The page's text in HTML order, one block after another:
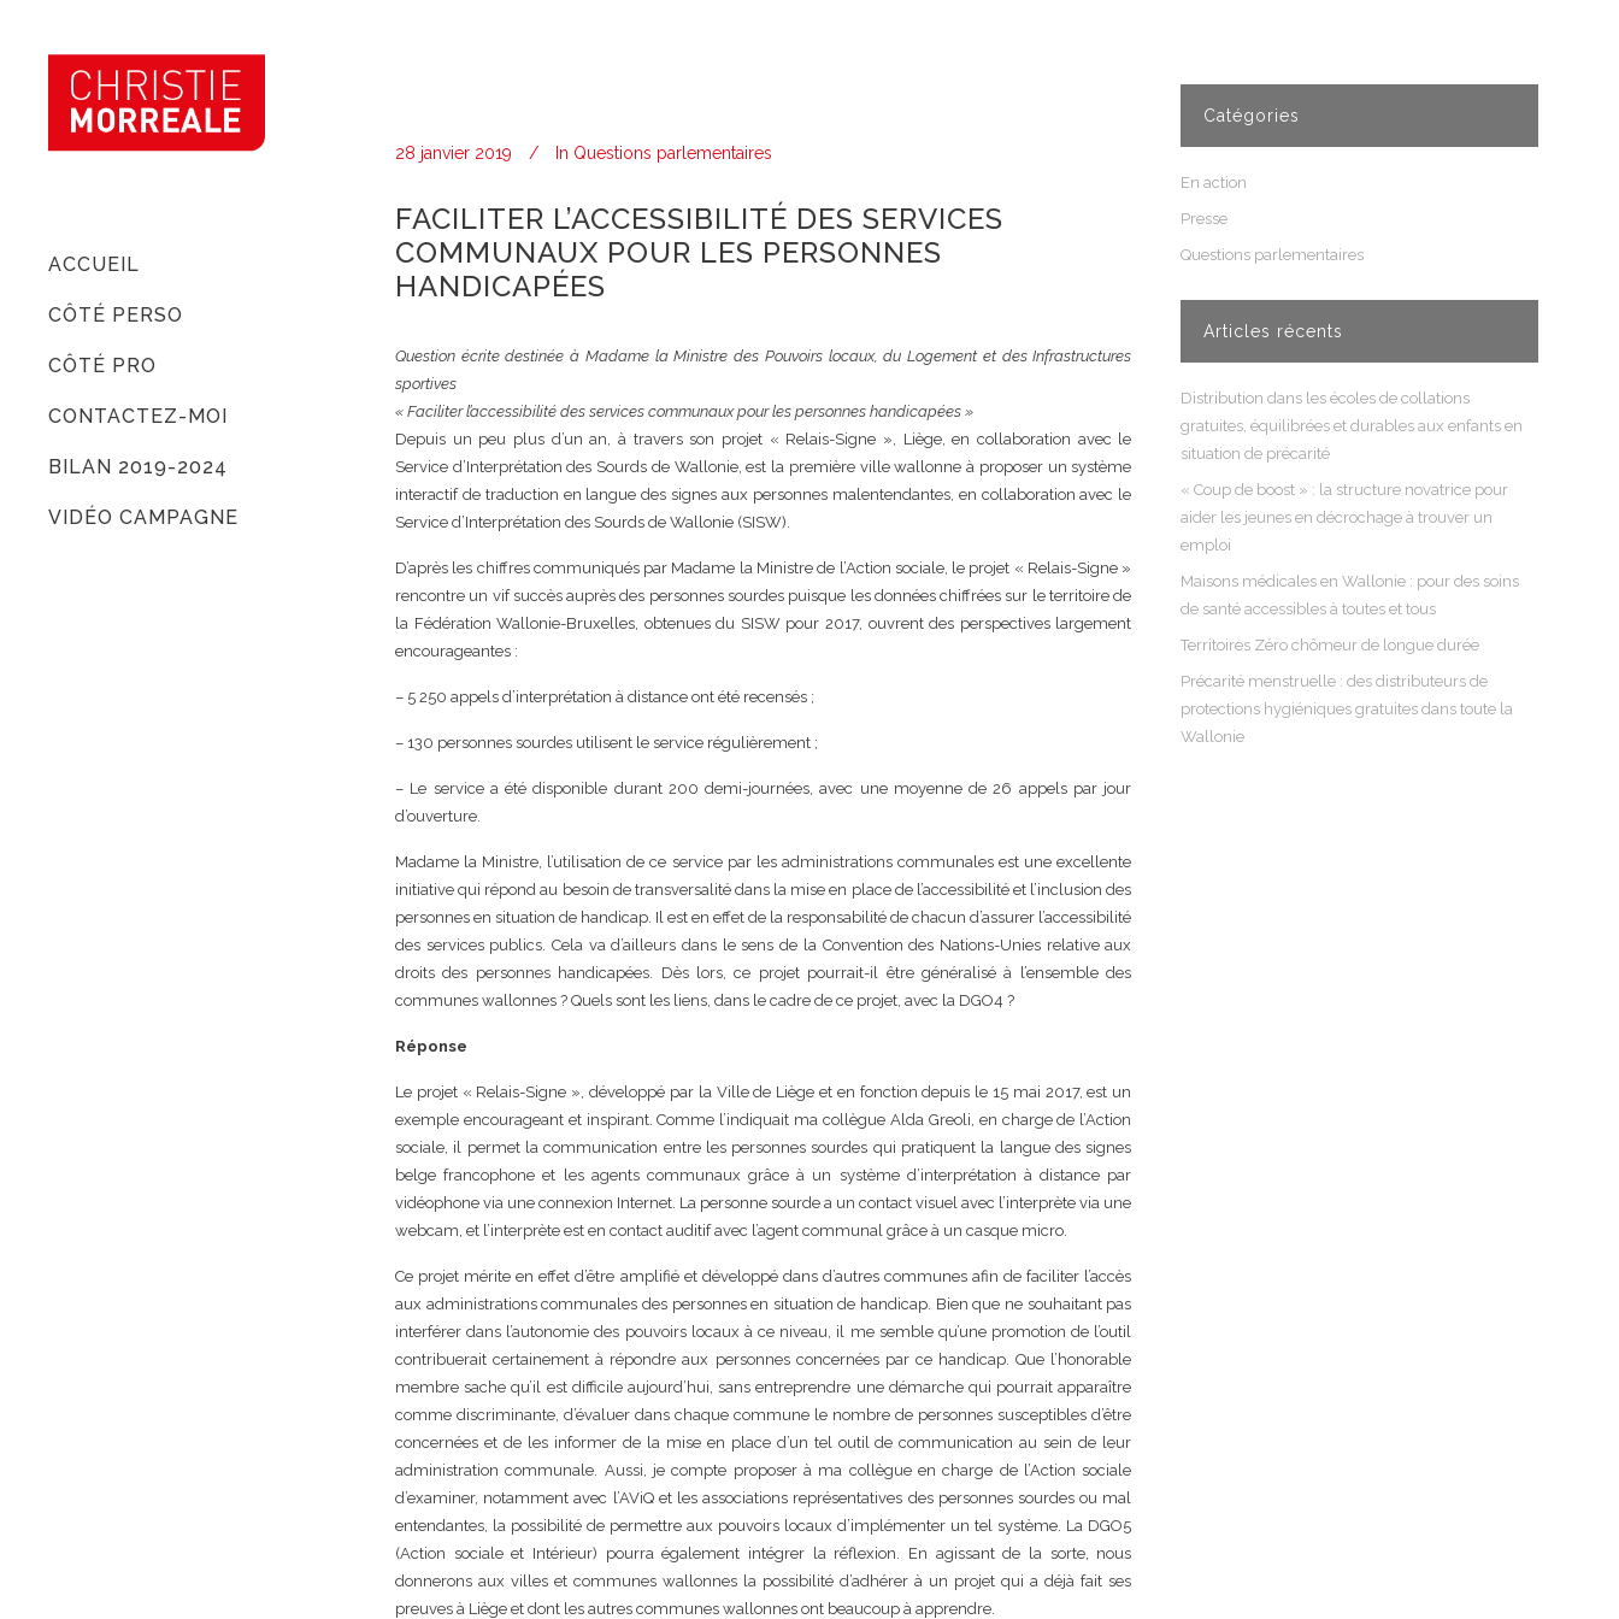
ACCUEIL
CÔTÉ PERSO
CÔTÉ PRO
CONTACTEZ-MOI
BILAN 2019-2024
VIDÉO CAMPAGNE
28 janvier 2019 In Questions parlementaires
FACILITER L’ACCESSIBILITÉ DES SERVICES
COMMUNAUX POUR LES PERSONNES
HANDICAPÉES
Question écrite destinée à Madame la Ministre des Pouvoirs locaux, du Logement et des Infrastructures
sportives
« Faciliter l’accessibilité des services communaux pour les personnes handicapées »
Depuis un peu plus d’un an, à travers son projet « Relais-Signe », Liège, en collaboration avec le
Service d’Interprétation des Sourds de Wallonie, est la première ville wallonne à proposer un système
interactif de traduction en langue des signes aux personnes malentendantes, en collaboration avec le
Service d’Interprétation des Sourds de Wallonie (SISW).
D’après les chiffres communiqués par Madame la Ministre de l’Action sociale, le projet « Relais-Signe »
rencontre un vif succès auprès des personnes sourdes puisque les données chiffrées sur le territoire de
la Fédération Wallonie-Bruxelles, obtenues du SISW pour 2017, ouvrent des perspectives largement
encourageantes :
– 5 250 appels d’interprétation à distance ont été recensés ;
– 130 personnes sourdes utilisent le service régulièrement ;
– Le service a été disponible durant 200 demi-journées, avec une moyenne de 26 appels par jour
d’ouverture.
Madame la Ministre, l’utilisation de ce service par les administrations communales est une excellente
initiative qui répond au besoin de transversalité dans la mise en place de l’accessibilité et l’inclusion des
personnes en situation de handicap. Il est en effet de la responsabilité de chacun d’assurer l’accessibilité
des services publics. Cela va d’ailleurs dans le sens de la Convention des Nations-Unies relative aux
droits des personnes handicapées. Dès lors, ce projet pourrait-il être généralisé à l’ensemble des
communes wallonnes ? Quels sont les liens, dans le cadre de ce projet, avec la DGO4 ?
Réponse
Le projet « Relais-Signe », développé par la Ville de Liège et en fonction depuis le 15 mai 2017, est un
exemple encourageant et inspirant. Comme l’indiquait ma collègue Alda Greoli, en charge de l’Action
sociale, il permet la communication entre les personnes sourdes qui pratiquent la langue des signes
belge francophone et les agents communaux grâce à un système d’interprétation à distance par
vidéophone via une connexion Internet. La personne sourde a un contact visuel avec l’interprète via une
webcam, et l’interprète est en contact auditif avec l’agent communal grâce à un casque micro.
Ce projet mérite en effet d’être amplifié et développé dans d’autres communes afin de faciliter l’accès
aux administrations communales des personnes en situation de handicap. Bien que ne souhaitant pas
interférer dans l’autonomie des pouvoirs locaux à ce niveau, il me semble qu’une promotion de l’outil
contribuerait certainement à répondre aux personnes concernées par ce handicap. Que l’honorable
membre sache qu’il est difficile aujourd’hui, sans entreprendre une démarche qui pourrait apparaître
comme discriminante, d’évaluer dans chaque commune le nombre de personnes susceptibles d’être
concernées et de les informer de la mise en place d’un tel outil de communication au sein de leur
administration communale. Aussi, je compte proposer à ma collègue en charge de l’Action sociale
d’examiner, notamment avec l’AViQ et les associations représentatives des personnes sourdes ou mal
entendantes, la possibilité de permettre aux pouvoirs locaux d’implémenter un tel système. La DGO5
(Action sociale et Intérieur) pourra également intégrer la réflexion. En agissant de la sorte, nous
donnerons aux villes et communes wallonnes la possibilité d’adhérer à un projet qui a déjà fait ses
preuves à Liège et dont les autres communes wallonnes ont beaucoup à apprendre.
Catégories
En action
Presse
Questions parlementaires
Articles récents
Distribution dans les écoles de collations
gratuites, équilibrées et durables aux enfants en
situation de précarité
« Coup de boost » : la structure novatrice pour
aider les jeunes en décrochage à trouver un
emploi
Maisons médicales en Wallonie : pour des soins
de santé accessibles à toutes et tous
Territoires Zéro chômeur de longue durée
Précarité menstruelle : des distributeurs de
protections hygiéniques gratuites dans toute la
Wallonie